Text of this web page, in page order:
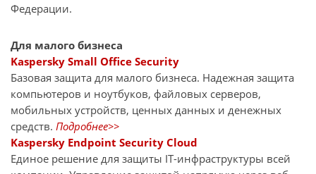
Федерации.
Для малого бизнеса
Kaspersky Small Office Security
Базовая защита для малого бизнеса. Надежная защита
компьютеров и ноутбуков, файловых серверов,
мобильных устройств, ценных данных и денежных
средств. Подробнее>>
Kaspersky Endpoint Security Cloud
Единое решение для защиты IT-инфраструктуры всей